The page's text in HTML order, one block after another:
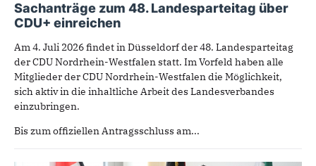
Sachanträge zum 48. Landesparteitag über
CDU+ einreichen
Am 4. Juli 2026 findet in Düsseldorf der 48. Landesparteitag
der CDU Nordrhein-Westfalen statt. Im Vorfeld haben alle
Mitglieder der CDU Nordrhein-Westfalen die Möglichkeit,
sich aktiv in die inhaltliche Arbeit des Landesverbandes
einzubringen.
Bis zum offiziellen Antragsschluss am...